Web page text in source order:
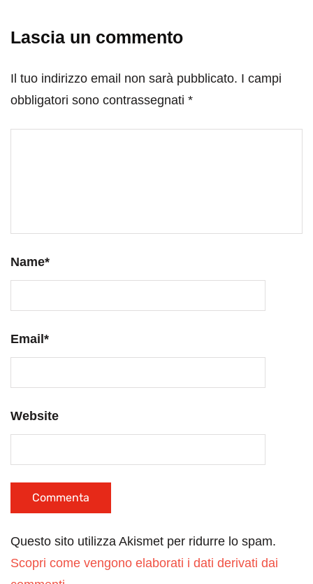
Lascia un commento
Il tuo indirizzo email non sarà pubblicato. I campi
obbligatori sono contrassegnati *
Name*
Email *
Website
Questo sito utilizza Akismet per ridurre lo spam.
Scopri come vengono elaborati i dati derivati dai